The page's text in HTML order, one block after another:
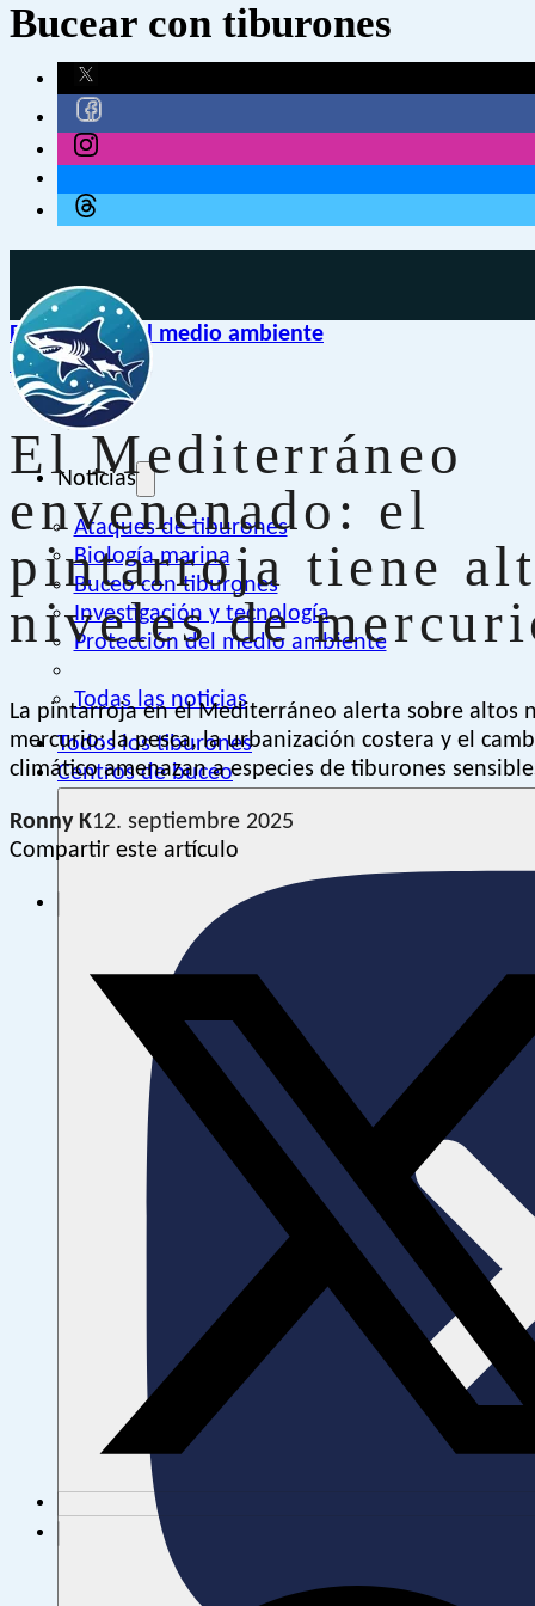
Bucear con tiburones
Noticias
Ataques de tiburones
Biología marina
Buceo con tiburones
Investigación y tecnología
Protección del medio ambiente
Todas las noticias
Todos los tiburones
Centros de buceo
Protección del medio ambiente
España
El Mediterráneo
envenenado: el
pintarroja tiene
niveles de
La pintarroja en el Mediterráneo alerta sobre altos
mercurio: la pesca, la urbanización costera y el
climático amenazan a especies de tiburones
Ronny K12. septiembre 2025
Compartir este artículo